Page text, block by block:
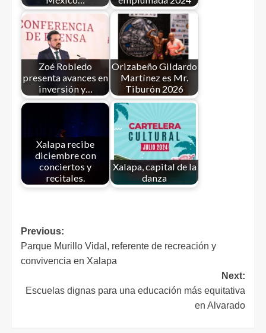
Zoé Robledo
presenta avances en
inversión y…
Orizabeño Gildardo
Martínez es Mr.
Tiburón 2026
Xalapa recibe
diciembre con
conciertos y
recitales.
Xalapa, capital de la
danza
Previous:
Parque Murillo Vidal, referente de recreación y
convivencia en Xalapa
Next:
Escuelas dignas para una educación más equitativa
en Alvarado